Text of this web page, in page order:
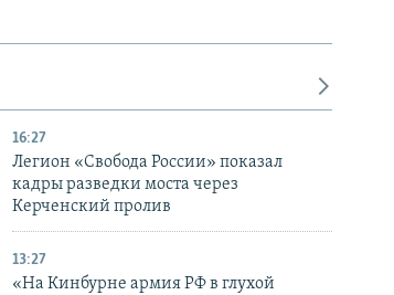
16:27
Легион «Свобода России» показал
кадры разведки моста через
Керченский пролив
13:27
«На Кинбурне армия РФ в глухой